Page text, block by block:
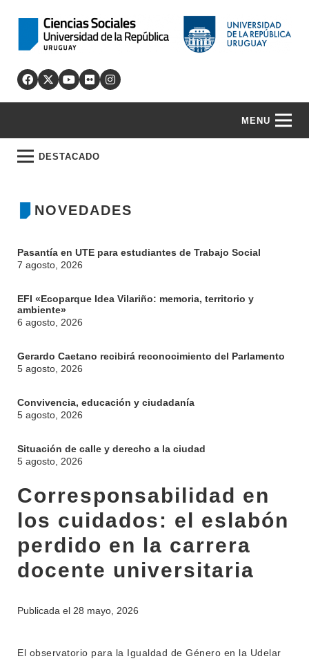
MENU
DESTACADO
NOVEDADES
Pasantía en UTE para estudiantes de Trabajo Social
7 agosto, 2026
EFI «Ecoparque Idea Vilariño: memoria, territorio y
ambiente»
6 agosto, 2026
Gerardo Caetano recibirá reconocimiento del Parlamento
5 agosto, 2026
Convivencia, educación y ciudadanía
5 agosto, 2026
Situación de calle y derecho a la ciudad
5 agosto, 2026
Corresponsabilidad en
los cuidados: el eslabón
perdido en la carrera
docente universitaria
Publicada el 28 mayo, 2026
El observatorio para la Igualdad de Género en la Udelar